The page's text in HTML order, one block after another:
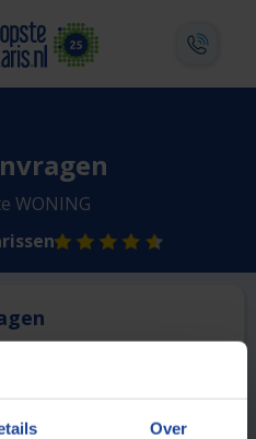
Over
WONING
niet de mogelijkheid online